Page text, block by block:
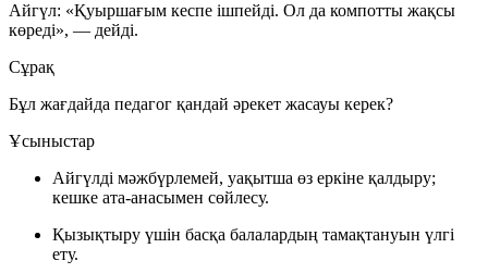
Айгүл: «Қуыршағым кеспе ішпейді. Ол да компотты жақсы
көреді», — дейді.
Сұрақ
Бұл жағдайда педагог қандай әрекет жасауы керек?
Ұсыныстар
Айгүлді мәжбүрлемей, уақытша өз еркіне қалдыру;
кешке ата-анасымен сөйлесу.
Қызықтыру үшін басқа балалардың тамақтануын үлгі
ету.